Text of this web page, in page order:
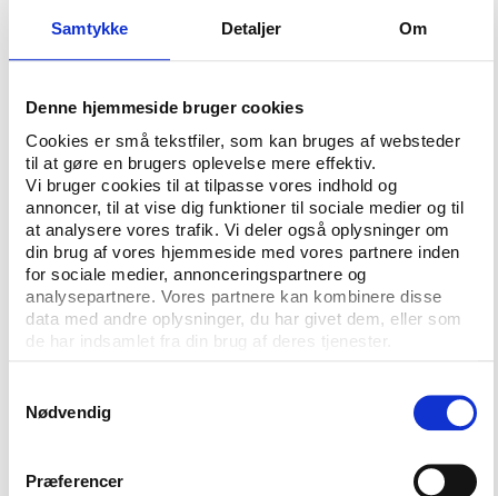
Samtykke Detaljer Om
Denne hjemmeside bruger cookies
Cookies er små tekstfiler, som kan bruges af websteder
til at gøre en brugers oplevelse mere effektiv.
Vi bruger cookies til at tilpasse vores indhold og
annoncer, til at vise dig funktioner til sociale medier og til
at analysere vores trafik. Vi deler også oplysninger om
din brug af vores hjemmeside med vores partnere inden
for sociale medier, annonceringspartnere og
analysepartnere. Vores partnere kan kombinere disse
data med andre oplysninger, du har givet dem, eller som
de har indsamlet fra din brug af deres tjenester.
Nødvendig
Præferencer
debattere den særlige danske lege- og
bevægelseskultur.
Her vil blandt andre Bjarne Ibsen, professor på SDU,
fortælle om, hvorfor man arbejder med leg i
kommunerne, og Esben Danielsen, direktør i Lokale
og Anlægsfonden, vil tale om, hvordan legen kan
være en vej til at få flere med i et aktivt fællesskab.
På to panelsamtaler vil repræsentanter fra flere
kommuner diskutere leg, fællesskaber, byudvikling
og ungdomskultur i kommunerne, mens
konferencedeltagerne får mulighed for at gå i
dybden med legekultur for bestemte målgrupper på
Som afslutning uddeles Jørgen Mølles legepris, som
på særlig nyskabende måde arbejder med og